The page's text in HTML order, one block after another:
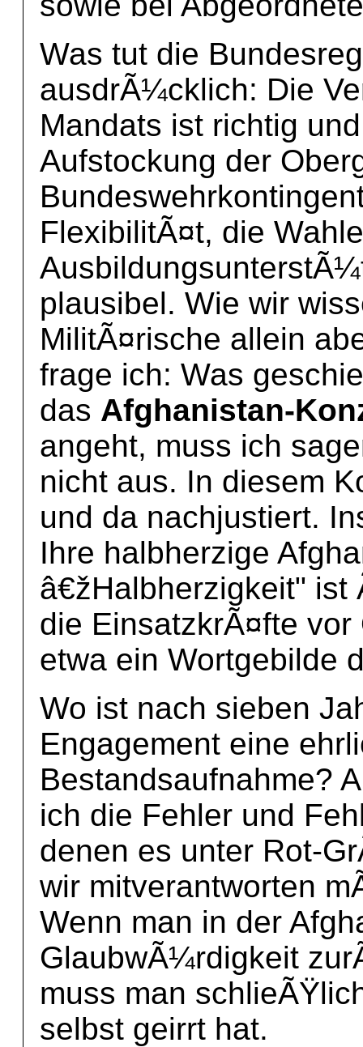
Was tut die
ausdrÃ¼cklich: Die
Mandats ist richtig
Aufstockung der
FlexibilitÃ¤t, die
plausibel. Wie wir
MilitÃ¤rische allein
frage ich: Was
das Afghanistan-
angeht, muss ich
nicht aus. In diesem
und da nachjustiert.
Ihre halbherzige
â€žHalbherzigkeit"
die EinsatzkrÃ¤fte
etwa ein Wortgebilde
Wo ist nach sieben
Engagement eine
Bestandsaufnahme?
ich die Fehler und
denen es unter Rot-
wir mitverantworten
Wenn man in der
GlaubwÃ¼rdigkeit
muss man
selbst geirrt hat.